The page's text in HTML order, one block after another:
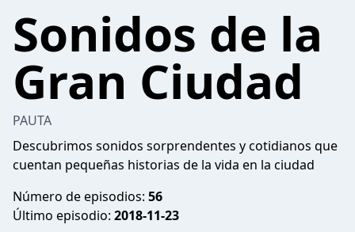
Sonidos de la
Gran Ciudad
PAUTA
Descubrimos sonidos sorprendentes y cotidianos que
cuentan pequeñas historias de la vida en la ciudad
Número de episodios: 56
Último episodio: 2018-11-23